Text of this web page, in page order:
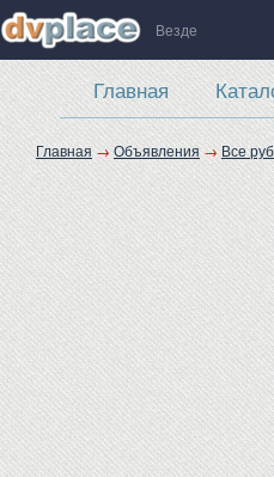
Везде
Главная
Главная→Объявления→Все